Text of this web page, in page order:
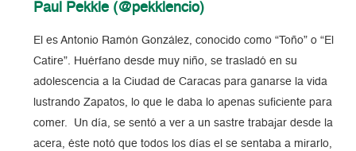
Paul Pekkle (@pekklencio)
El es Antonio Ramón González, conocido como “Toño” o “El
Catire”. Huérfano desde muy niño, se trasladó en su
adolescencia a la Ciudad de Caracas para ganarse la vida
lustrando Zapatos, lo que le daba lo apenas suficiente para
comer. Un día, se sentó a ver a un sastre trabajar desde la
acera, éste notó que todos los días el se sentaba a mirarlo,